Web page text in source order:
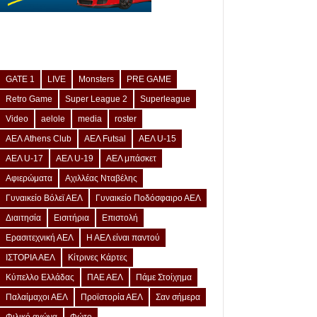
GATE 1 LIVE Monsters
PRE GAME
Retro Game
Super League 2
Superleague
Video
aelole media
roster
ΑΕΛ Athens Club
ΑΕΛ Futsal
ΑΕΛ U-15
ΑΕΛ U-17
ΑΕΛ U-19
ΑΕΛ μπάσκετ
Αφιερώματα
Αχιλλέας Νταβέλης
Γυναικείο Βόλεϊ ΑΕΛ
Γυναικείο Ποδόσφαιρο ΑΕΛ
Διαιτησία
Εισιτήρια
Επιστολή
Ερασιτεχνική ΑΕΛ
Η ΑΕΛ είναι παντού
ΙΣΤΟΡΙΑ ΑΕΛ
Κίτρινες Κάρτες
Κύπελλο Ελλάδας
ΠΑΕ ΑΕΛ
Πάμε Στοίχημα
Παλαίμαχοι ΑΕΛ
Προϊστορία ΑΕΛ
Σαν σήμερα